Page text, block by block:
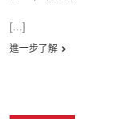
[...]
進一步了解